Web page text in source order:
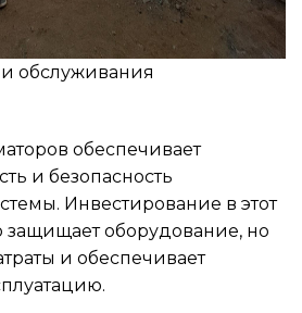
обслуживания
обеспечивает
и безопасность
Инвестирование в этот
защищает оборудование, но
и обеспечивает